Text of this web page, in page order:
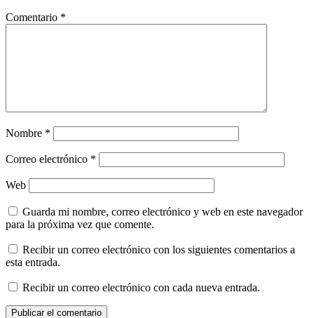
Comentario *
Nombre *
Correo electrónico *
Web
Guarda mi nombre, correo electrónico y web en este navegador
para la próxima vez que comente.
Recibir un correo electrónico con los siguientes comentarios a
esta entrada.
Recibir un correo electrónico con cada nueva entrada.